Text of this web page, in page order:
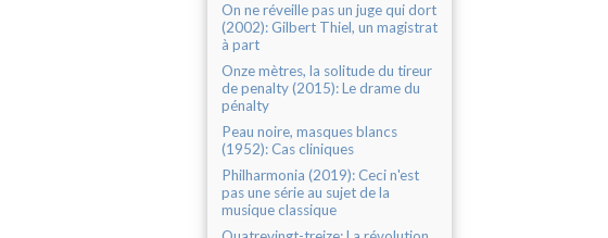
On ne réveille pas un juge qui dort
(2002): Gilbert Thiel, un magistrat
à part
Onze mètres, la solitude du tireur
de penalty (2015): Le drame du
pénalty
Peau noire, masques blancs
(1952): Cas cliniques
Philharmonia (2019): Ceci n'est
pas une série au sujet de la
musique classique